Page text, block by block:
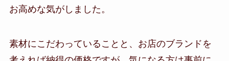
お高めな気がしました。
素材にこだわっていることと、お店のブランドを